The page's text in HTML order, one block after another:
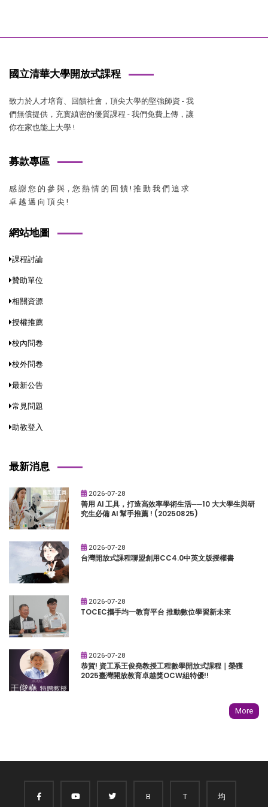
國立清華大學開放式課程
致力於人才培育、回饋社會，頂尖大學的堅強師資 - 我
們無償提供，充實縝密的優質課程 - 我們免費上傳，讓
你在家也能上大學 !
募款專區
感 謝 您 的 參 與，您 熱 情 的 回 饋 ! 推 動 我 們 追 求
卓 越 邁 向 頂 尖 !
網站地圖
課程討論
贊助單位
相關資源
授權推薦
校內問卷
校外問卷
最新公告
常見問題
助教登入
最新消息
2026-07-28
善用 AI 工具，打造高效率學術生活──10 大大學生與研
究生必備 AI 幫手推薦 ! (20250825)
2026-07-28
台灣開放式課程聯盟創用CC4.0中英文版授權書
2026-07-28
TOCEC攜手均一教育平台 推動數位學習新未來
2026-07-28
恭賀! 資工系王俊堯教授工程數學開放式課程｜榮獲
2025臺灣開放教育卓越獎OCW組特優!!
More
B T 均